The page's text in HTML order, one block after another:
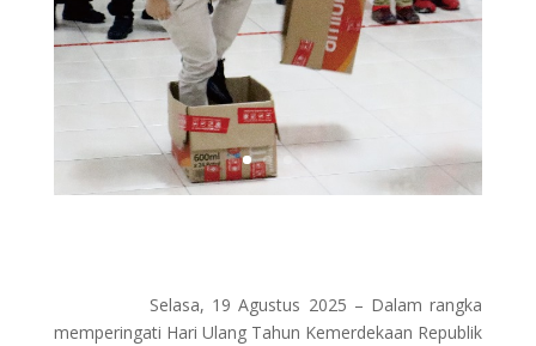
Selasa, 19 Agustus 2025 – Dalam rangka
memperingati Hari Ulang Tahun Kemerdekaan Republik